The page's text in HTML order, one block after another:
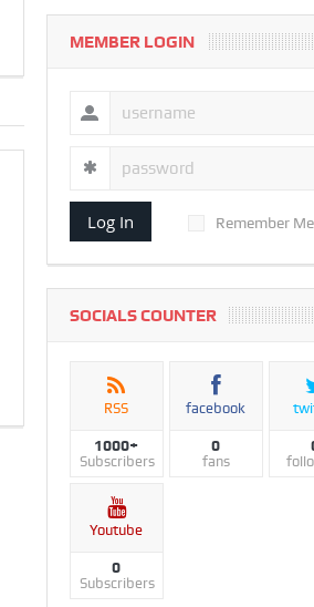
MEMBER LOGIN
Log In Remember Me
SOCIALS COUNTER
RSS
1000+
Subscribers
facebook
0
fans
Youtube
0
Subscribers